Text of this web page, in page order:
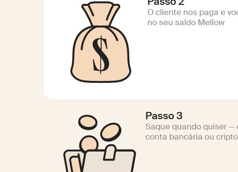
O cliente nos paga e
no seu saldo Mellow
Passo 3
Saque quando quiser —
conta bancária ou cripto